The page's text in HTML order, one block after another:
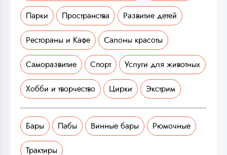
Парки Пространства Развитие детей
Рестораны и Кафе Салоны красоты
Саморазвитие Спорт Услуги для животных
Хобби и творчество Цирки Экстрим
Бары Пабы Винные бары Рюмочные
Трактиры